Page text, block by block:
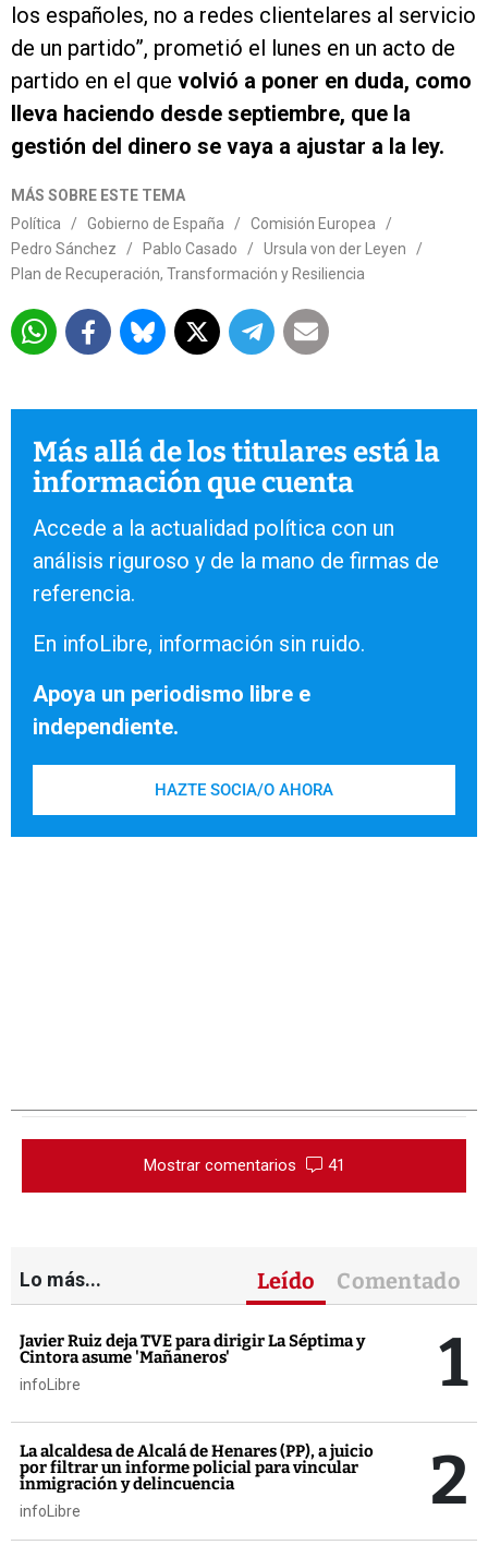
los españoles, no a redes clientelares al servicio
de un partido”, prometió el lunes en un acto de
partido en el que volvió a poner en duda, como
lleva haciendo desde septiembre, que la
gestión del dinero se vaya a ajustar a la ley.
MÁS SOBRE ESTE TEMA
Política
/ Gobierno de España / Comisión Europea
/
Pedro Sánchez
/ Pablo Casado / Ursula von der Leyen
/
Plan de Recuperación, Transformación y Resiliencia
Más allá de los titulares está la
información que cuenta
Accede a la actualidad política con un
análisis riguroso y de la mano de firmas de
referencia.
En infoLibre, información sin ruido.
Apoya un periodismo libre e
independiente.
HAZTE SOCIA/O AHORA
Mostrar comentarios 41
Lo más... Leído Comentado
Javier Ruiz deja TVE para dirigir La Séptima y
Cintora asume 'Mañaneros'
infoLibre 1
La alcaldesa de Alcalá de Henares (PP), a juicio
por filtrar un informe policial para vincular
inmigración y delincuencia
infoLibre 2